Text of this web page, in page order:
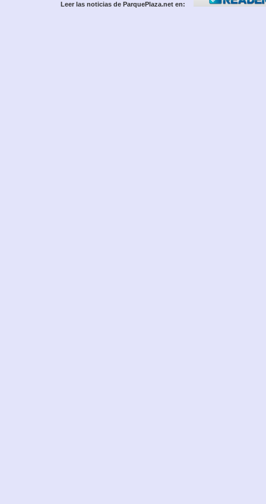
Leer las noticias de ParquePlaza.net en: